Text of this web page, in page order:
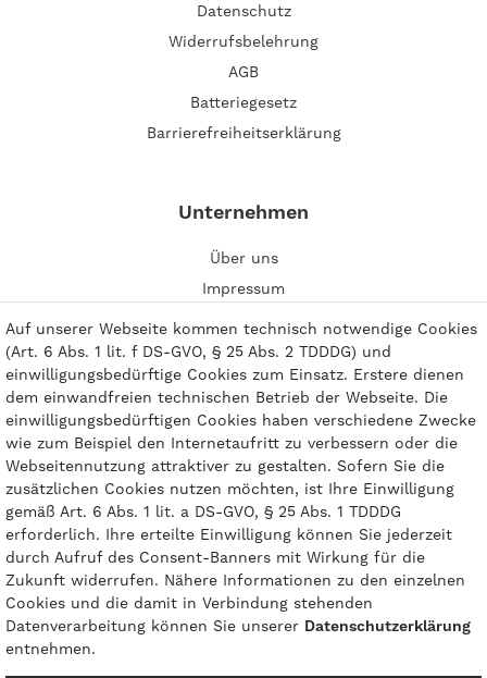
Datenschutz
Widerrufsbelehrung
AGB
Batteriegesetz
Barrierefreiheitserklärung
Unternehmen
Über uns
Impressum
Kontakt
Zahlungsarten
Auf unserer Webseite kommen technisch notwendige Cookies
(Art. 6 Abs. 1 lit. f DS-GVO, § 25 Abs. 2 TDDDG) und
einwilligungsbedürftige Cookies zum Einsatz. Erstere dienen
dem einwandfreien technischen Betrieb der Webseite. Die
einwilligungsbedürftigen Cookies haben verschiedene Zwecke
wie zum Beispiel den Internetaufritt zu verbessern oder die
Webseitennutzung attraktiver zu gestalten. Sofern Sie die
zusätzlichen Cookies nutzen möchten, ist Ihre Einwilligung
gemäß Art. 6 Abs. 1 lit. a DS-GVO, § 25 Abs. 1 TDDDG
erforderlich. Ihre erteilte Einwilligung können Sie jederzeit
durch Aufruf des Consent-Banners mit Wirkung für die
Zukunft widerrufen. Nähere Informationen zu den einzelnen
Cookies und die damit in Verbindung stehenden
Datenverarbeitung können Sie unserer Daten­schutz­erklärung
entnehmen.